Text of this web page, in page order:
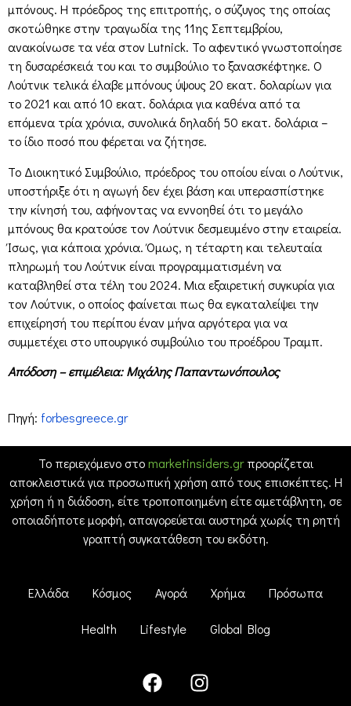
μπόνους. Η πρόεδρος της επιτροπής, ο σύζυγος της οποίας
σκοτώθηκε στην τραγωδία της 11ης Σεπτεμβρίου,
ανακοίνωσε τα νέα στον Lutnick. Το αφεντικό γνωστοποίησε
τη δυσαρέσκειά του και το συμβούλιο το ξανασκέφτηκε. Ο
Λούτνικ τελικά έλαβε μπόνους ύψους 20 εκατ. δολαρίων για
το 2021 και από 10 εκατ. δολάρια για καθένα από τα
επόμενα τρία χρόνια, συνολικά δηλαδή 50 εκατ. δολάρια –
το ίδιο ποσό που φέρεται να ζήτησε.
Το Διοικητικό Συμβούλιο, πρόεδρος του οποίου είναι ο Λούτνικ,
υποστήριξε ότι η αγωγή δεν έχει βάση και υπερασπίστηκε
την κίνησή του, αφήνοντας να εννοηθεί ότι το μεγάλο
μπόνους θα κρατούσε τον Λούτνικ δεσμευμένο στην εταιρεία.
Ίσως, για κάποια χρόνια. Όμως, η τέταρτη και τελευταία
πληρωμή του Λούτνικ είναι προγραμματισμένη να
καταβληθεί στα τέλη του 2024. Μια εξαιρετική συγκυρία για
τον Λούτνικ, ο οποίος φαίνεται πως θα εγκαταλείψει την
επιχείρησή του περίπου έναν μήνα αργότερα για να
συμμετέχει στο υπουργικό συμβούλιο του προέδρου Τραμπ.
Απόδοση – επιμέλεια: Μιχάλης Παπαντωνόπουλος
Πηγή: forbesgreece.gr
Το περιεχόμενο στοmarketinsiders.grπροορίζεται
αποκλειστικά για προσωπική χρήση από τους επισκέπτες. Η
χρήση ή η διάδοση, είτε τροποποιημένη είτε αμετάβλητη, σε
οποιαδήποτε μορφή, απαγορεύεται αυστηρά χωρίς τη ρητή
γραπτή συγκατάθεση του εκδότη.
Ελλάδα Κόσμος Αγορά Χρήμα Πρόσωπα
Health Lifestyle Global Blog